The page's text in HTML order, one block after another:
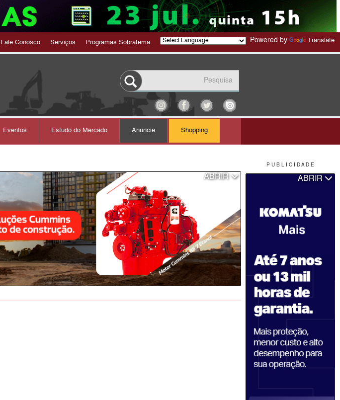
P U B L I C I D A D E
ABRIR
Fale Conosco Serviços Programas Sobratema Powered by Translate
Eventos Estudo do Mercado Anuncie Shopping
ABRIR